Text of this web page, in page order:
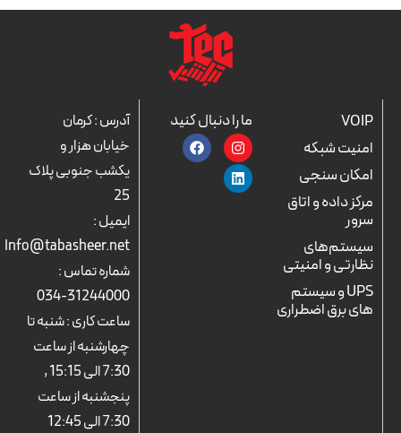
VOIP
امنیت شبکه
امکان سنجی
مرکز داده و اتاق
سرور
سیستم‌های
نظارتی و امنیتی
UPS و سیستم
های برق اضطراری
ما را دنبال کنید
I
n
s
t
a
F
a
c
L
i
n
k
e
آدرس : کرمان
خیابان هزار و
یکشب جنوبی پلاک
25
ایمیل :
Info@tabasheer.net
شماره تماس :
31244000-034
ساعت کاری : شنبه تا
چهارشنبه از ساعت
7:30 الی 15:15 ,
پنجشنبه از ساعت
7:30 الی 12:45